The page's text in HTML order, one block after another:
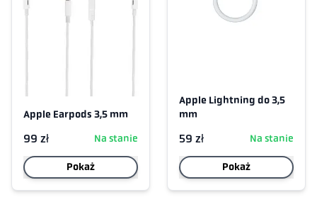
Apple Earpods 3,5 mm
99 zł Na stanie
Pokaż
Apple Lightning do 3,5
mm
59 zł Na stanie
Pokaż